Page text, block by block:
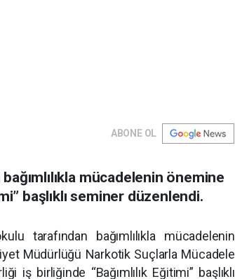
ABONE OL
mücadelenin önemine
başlıklı seminer düzenlendi.
tarafından bağımlılıkla mücadelenin
Müdürlüğü Narkotik Suçlarla Mücadele
birliğinde “Bağımlılık Eğitimi” başlıklı